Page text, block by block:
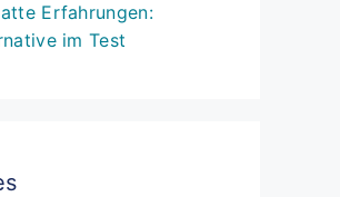
Erfahrungen:
im Test